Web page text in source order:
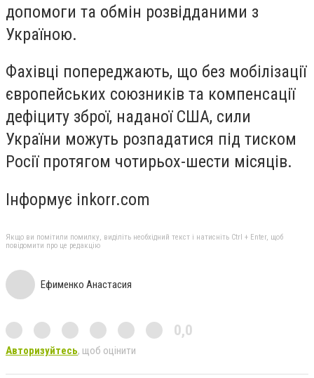
допомоги та обмін розвідданими з
Україною.
Фахівці попереджають, що без мобілізації
європейських союзників та компенсації
дефіциту зброї, наданої США, сили
України можуть розпадатися під тиском
Росії протягом чотирьох-шести місяців.
Інформує inkorr.com
Якщо ви помітили помилку, виділіть необхідний текст і натисніть Ctrl + Enter, щоб
повідомити про це редакцію
Ефименко Анастасия
0,0
Авторизуйтесь, щоб оцінити